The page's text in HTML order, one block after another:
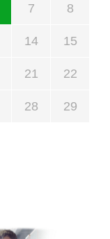
7 8
14 15
21 22
28 29